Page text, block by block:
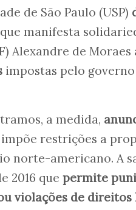
de São Paulo (USP)
que manifesta
Alexandre de
impostas pelo
a medida,
impõe restrições a
norte-americano. A
2016 que permite
violações de direitos